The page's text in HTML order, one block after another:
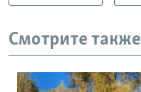
Смотрите также